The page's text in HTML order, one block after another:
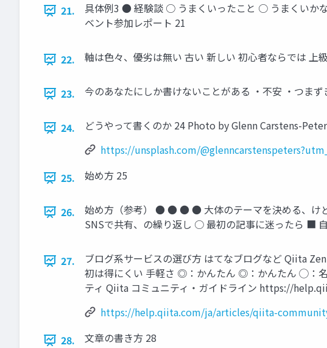
21.
具体例3 ● 経験談 ○ うまくいったこと ○ うまくいか
ベント参加レポート 21
22. 軸は色々、優劣は無い 古い 新しい 初心者ならでは 上
23. 今のあなたにしか書けないことがある ・不安 ・つま
24.
どうやって書くのか 24 Photo by Glenn Carstens-
https://unsplash.com/
25.
始め方 25
26.
始め方（参考） ● ● ● ● 大体のテーマを決める、けど
SNSで共有、の繰り返し ○ 最初の記事に迷ったら ■
27.
ブログ系サービスの選び方 はてなブログなど Qiita
初は得にくい 手軽さ ◎：かんたん ◎：かんたん ◯：
ティ Qiita コミュニティ・ガイドライン https://
https://help.qiita.com/ja/articles/qiita-
28.
文章の書き方 28